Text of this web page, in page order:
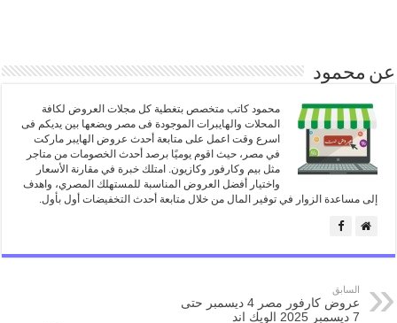
عن محمود
محمود كاتب متخصص بتغطية كل مجلات العروض لكافة
المحلات والهايبرات الموجودة فى مصر ويضعها بين يديكم فى
اسرع وقت اعمل على متابعة أحدث عروض الهايبر ماركت
في مصر، حيث اقوم يوميًا برصد أحدث الخصومات من متاجر
مثل بيم وكارفور وكازيون. امتلك خبرة في مقارنة الأسعار
واختيار أفضل العروض المناسبة للمستهلك المصري، واهدف
إلى مساعدة الزوار في توفير المال من خلال متابعة أحدث التخفيضات أول بأول.
السابق
عروض كارفور مصر 4 ديسمبر حتى
7 ديسمبر 2025 الويك اند